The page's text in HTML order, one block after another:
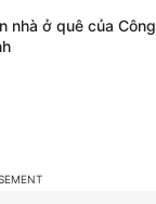
nhà ở quê của Công